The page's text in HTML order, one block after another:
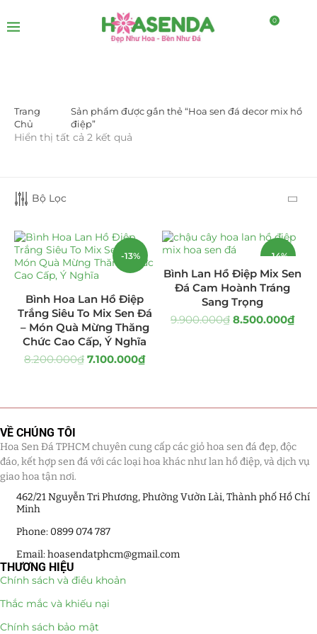
0
LỌC BỞI GIÁ
LỌC
DANH MỤC SẢN PHẨM
Giá Sỉ Đại Lý
Hồ Điệp và Hoa Sen đá
Lan Hồ Điệp Truyền Thống (132)
Lũa Hồ Điệp Sen Đá (91)
Tiểu Cảnh Lan Sen Đá
Hoa Ngày Lễ 8/3
Hoa Tặng 20/10
Trang
Chủ
Sản phẩm được gắn thẻ “Hoa sen đá decor mix hồ
điệp”
Hiển thị tất cả 2 kết quả
Bộ Lọc
-13%
Bình Hoa Lan Hồ Điệp
Trắng Siêu To Mix Sen Đá
– Món Quà Mừng Thăng
Chức Cao Cấp, Ý Nghĩa
8.200.000₫ 7.100.000₫
-14%
Bình Lan Hồ Điệp Mix Sen
Đá Cam Hoành Tráng
Sang Trọng
9.900.000₫ 8.500.000₫
VỀ CHÚNG TÔI
Hoa Sen Đá TPHCM chuyên cung cấp các giỏ hoa sen đá đẹp, độc
đáo, kết hợp sen đá với các loại hoa khác như lan hồ điệp, và dịch vụ
giao hoa tận nơi.
462/21 Nguyễn Tri Phương, Phường Vườn Lài, Thành phố Hồ Chí
Minh
Phone: 0899 074 787
Email: hoasendatphcm@gmail.com
THƯƠNG HIỆU
Chính sách và điều khoản
Thắc mắc và khiếu nại
Chính sách bảo mật